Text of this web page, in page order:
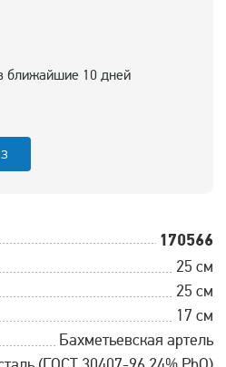
ближайшие 10 дней
170566
25 см
25 см
17 см
Бахметьевская артель